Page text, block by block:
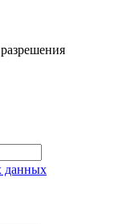
данных